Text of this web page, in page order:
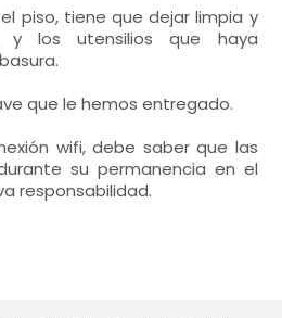
piso, tiene que dejar limpia y
y los utensilios que haya
que le hemos entregado.
wifi, debe saber que las
su permanencia en el
responsabilidad.